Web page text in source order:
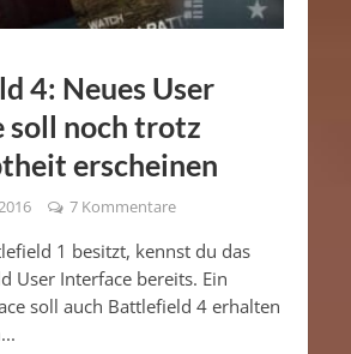
4: Neues User
soll noch trotz
erscheinen
7 Kommentare
1 besitzt, kennst du das
User Interface bereits. Ein
soll auch Battlefield 4 erhalten